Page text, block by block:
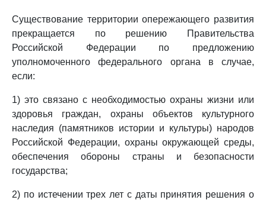
Существование территории опережающего развития
прекращается по решению Правительства
Российской Федерации по предложению
уполномоченного федерального органа в случае,
если:
1) это связано с необходимостью охраны жизни или
здоровья граждан, охраны объектов культурного
наследия (памятников истории и культуры) народов
Российской Федерации, охраны окружающей среды,
обеспечения обороны страны и безопасности
государства;
2) по истечении трех лет с даты принятия решения о